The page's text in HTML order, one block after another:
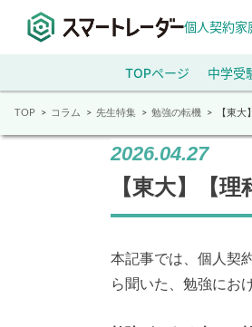
個人契約家
TOPページ 中学受
TOP コラム 先生特集 勉強の転機 【東
2026.04.27
【東大】【
本記事では、個人契
ら聞いた、勉強にお